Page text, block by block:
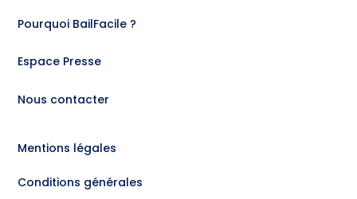
Pourquoi BailFacile ?
Espace Presse
Nous contacter
Mentions légales
Conditions générales